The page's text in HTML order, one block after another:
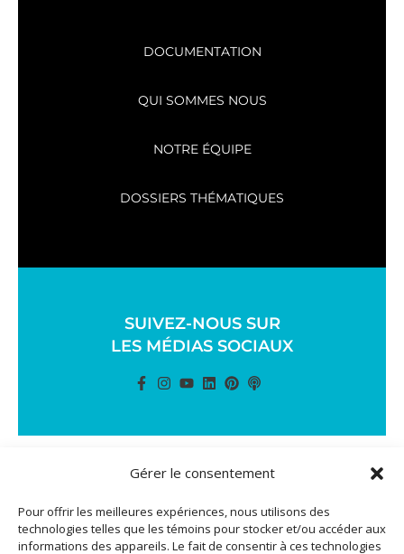
Gérer le consentement
Pour offrir les meilleures expériences, nous utilisons des
technologies telles que les témoins pour stocker et/ou accéder aux
informations des appareils. Le fait de consentir à ces technologies
DOCUMENTATION
QUI SOMMES NOUS
NOTRE ÉQUIPE
DOSSIERS THÉMATIQUES
SUIVEZ-NOUS SUR
LES MÉDIAS SOCIAUX
PROGRAMMATION :AGENCE MARINADE